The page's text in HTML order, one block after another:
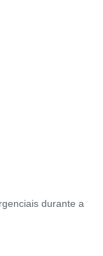
durante a